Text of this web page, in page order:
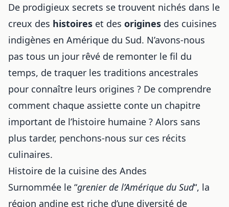
De prodigieux secrets se trouvent nichés dans le
creux des histoires et des origines des cuisines
indigènes en Amérique du Sud. N’avons-nous
pas tous un jour rêvé de remonter le fil du
temps, de traquer les traditions ancestrales
pour connaître leurs origines ? De comprendre
comment chaque assiette conte un chapitre
important de l’histoire humaine ? Alors sans
plus tarder, penchons-nous sur ces récits
culinaires.
Histoire de la cuisine des Andes
Surnommée le “grenier de l’Amérique du Sud“, la
région andine est riche d’une diversité de